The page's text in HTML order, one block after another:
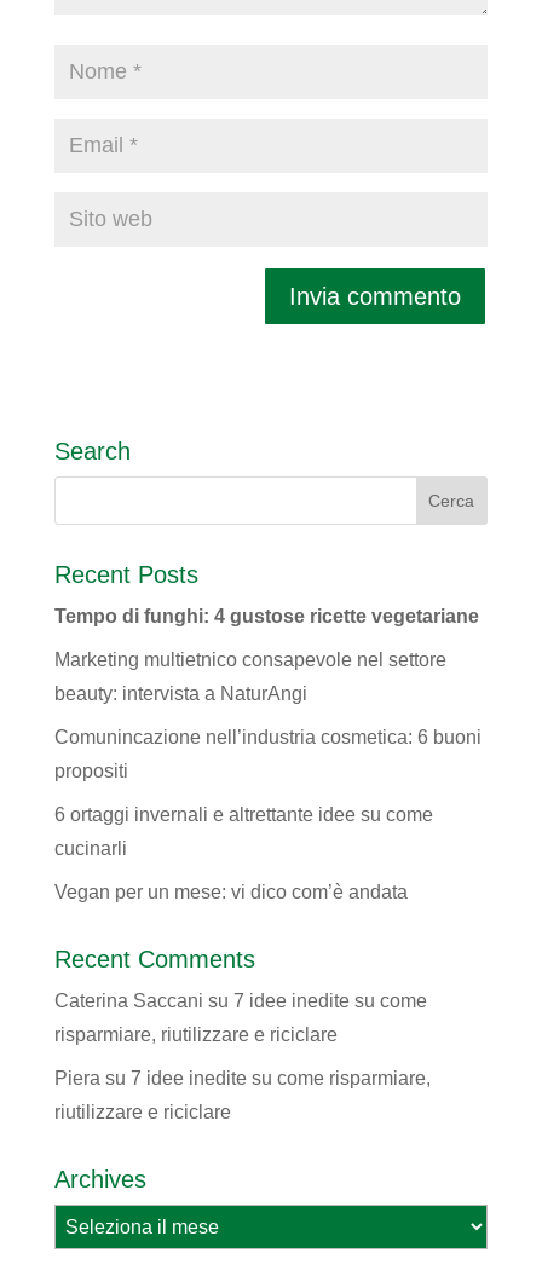
Search
Recent Posts
Tempo di funghi: 4 gustose ricette vegetariane
Marketing multietnico consapevole nel settore
beauty: intervista a NaturAngi
Comunincazione nell’industria cosmetica: 6 buoni
propositi
6 ortaggi invernali e altrettante idee su come
cucinarli
Vegan per un mese: vi dico com’è andata
Recent Comments
Caterina Saccani su 7 idee inedite su come
risparmiare, riutilizzare e riciclare
Pierasu 7 idee inedite su come risparmiare,
riutilizzare e riciclare
Archives
Archives